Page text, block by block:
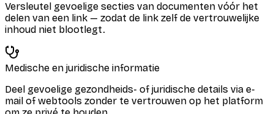
Versleutel gevoelige secties van documenten vóór het
delen van een link — zodat de link zelf de vertrouwelijke
inhoud niet blootlegt.
Medische en juridische informatie
Deel gevoelige gezondheids- of juridische details via e-
mail of webtools zonder te vertrouwen op het platform